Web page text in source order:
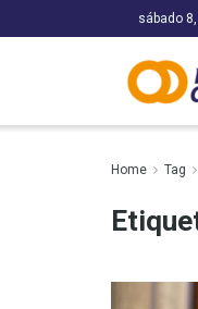
sábado
Home Tag